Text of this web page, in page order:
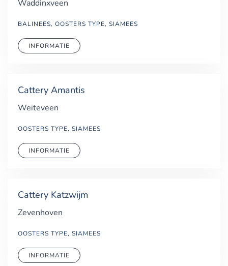
Waddinxveen
BALINEES, OOSTERS TYPE, SIAMEES
INFORMATIE
Cattery Amantis
Weiteveen
OOSTERS TYPE, SIAMEES
INFORMATIE
Cattery Katzwijm
Zevenhoven
OOSTERS TYPE, SIAMEES
INFORMATIE